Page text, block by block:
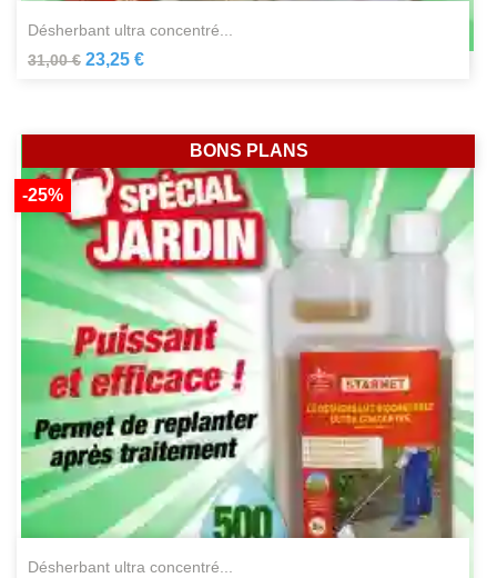
désherbant ultra concentré...
31,00 € 23,25 €
désherbant ultra concentré...
-25%
BONS PLANS